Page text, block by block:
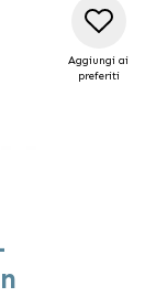
Aggiungi ai
preferiti